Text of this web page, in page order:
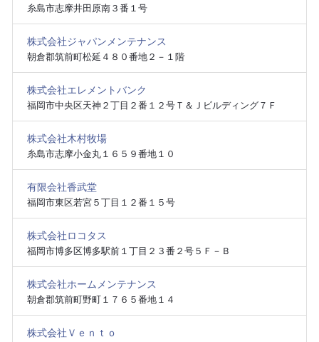
糸島市志摩井田原南３番１号
株式会社ジャパンメンテナンス
朝倉郡筑前町松延４８０番地２－１階
株式会社エレメントバンク
福岡市中央区天神２丁目２番１２号Ｔ＆Ｊビルディング７Ｆ
株式会社木村牧場
糸島市志摩小金丸１６５９番地１０
有限会社香武堂
福岡市東区若宮５丁目１２番１５号
株式会社ロコタス
福岡市博多区博多駅前１丁目２３番２号５Ｆ－Ｂ
株式会社ホームメンテナンス
朝倉郡筑前町野町１７６５番地１４
株式会社Ｖｅｎｔｏ